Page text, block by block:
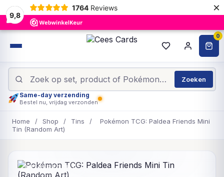
9,8
1764 Reviews ×
0
Zoeken
Same-day verzending
Bestel nu, vrijdag verzonden
Home / Shop / Tins /
Pokémon TCG: Paldea Friends Mini
Tin (Random Art)
UITVERKOCHT